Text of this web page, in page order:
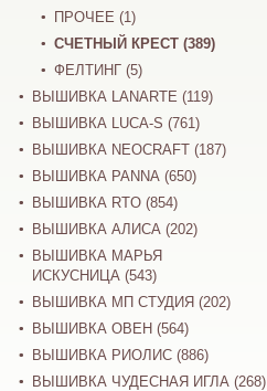
ПРОЧЕЕ (1)
СЧЕТНЫЙ КРЕСТ (389)
ФЕЛТИНГ (5)
ВЫШИВКА LANARTE (119)
ВЫШИВКА LUCA-S (761)
ВЫШИВКА NEOCRAFT (187)
ВЫШИВКА PANNA (650)
ВЫШИВКА RTO (854)
ВЫШИВКА АЛИСА (202)
ВЫШИВКА МАРЬЯ
ИСКУСНИЦА (543)
ВЫШИВКА МП СТУДИЯ (202)
ВЫШИВКА ОВЕН (564)
ВЫШИВКА РИОЛИС (886)
ВЫШИВКА ЧУДЕСНАЯ ИГЛА (268)